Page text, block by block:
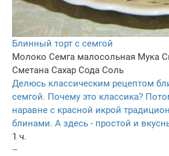
Блинный торт с семгой
Молоко Семга малосольная Мука
Сметана Сахар Сода Соль
Делюсь классическим рецептом
семгой. Почему это классика?
наравне с красной икрой
блинами. А здесь - простой и
1 ч.
–